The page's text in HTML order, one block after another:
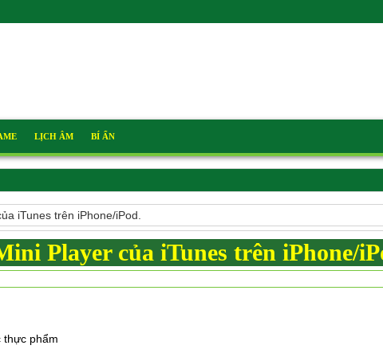
LỊCH ÂM BÍ ẨN
iTunes trên iPhone/iPod.
Player của iTunes trên iPhone/
thực phẩm